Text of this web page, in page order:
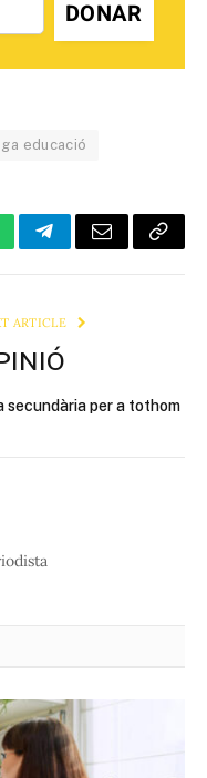
DONAR
educació
TelegramEmail Copy
ARTICLE
secundària per a tothom